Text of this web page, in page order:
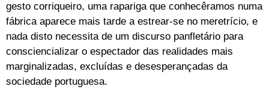
gesto corriqueiro, uma rapariga que conhecêramos numa
fábrica aparece mais tarde a estrear-se no meretrício, e
nada disto necessita de um discurso panfletário para
consciencializar o espectador das realidades mais
marginalizadas, excluídas e desesperançadas da
sociedade portuguesa.